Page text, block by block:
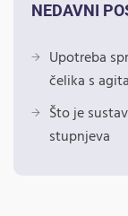
NEDAVNI
Upotreba
čelika s
Što je
stupnjeva